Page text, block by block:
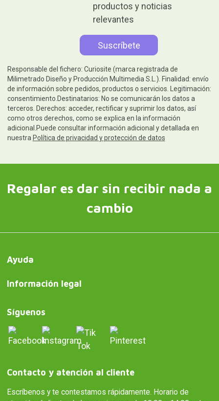
productos y noticias
relevantes
Responsable del fichero: Curiosite (marca registrada de
Milimetrado Diseño y Producción Multimedia S.L.). Finalidad: envío
de información sobre pedidos, productos o servicios. Legitimación:
consentimiento.Destinatarios: No se comunicarán los datos a
terceros. Derechos: acceder, rectificar y suprimir los datos, así
como otros derechos, como se explica en la información
adicional.Puede consultar información adicional y detallada en
nuestra Política de privacidad y protección de datos
Regalar es dar sin recibir nada a
cambio
Ayuda
Información legal
Síguenos
Contacto y atención al cliente
Escríbenos y te contestamos rápidamente. Horario de